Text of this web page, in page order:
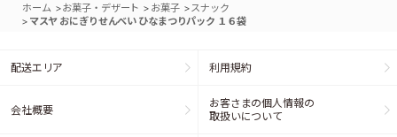
ホーム >お菓子・デザート > お菓子 > スナック
> マスヤ おにぎりせんべい ひなまつりパック １６袋
配送エリア 利用規約
会社概要
お客さまの個人情報の
取扱いについて